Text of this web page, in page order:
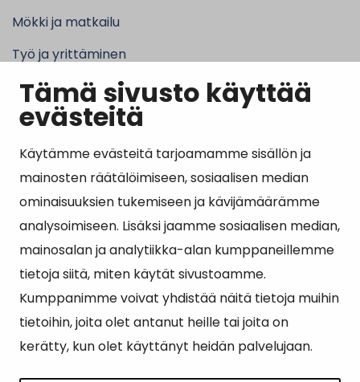
Tämä sivusto käyttää
evästeitä
Käytämme evästeitä tarjoamamme sisällön ja
mainosten räätälöimiseen, sosiaalisen median
ominaisuuksien tukemiseen ja kävijämäärämme
analysoimiseen. Lisäksi jaamme sosiaalisen median,
mainosalan ja analytiikka-alan kumppaneillemme
tietoja siitä, miten käytät sivustoamme.
Kumppanimme voivat yhdistää näitä tietoja muihin
tietoihin, joita olet antanut heille tai joita on
kerätty, kun olet käyttänyt heidän palvelujaan.
Mökki ja matkailu
Työ ja yrittäminen
Kunta ja hallinto
Suosituimmat sivut
Esityslistat, pöytäkirjat, viranhaltijapäätökset ja
kuulutukset
Tietoa ja ohjeistusta koronavirukseen liittyen
Asiointipiste
Sähköinen asiointi
Yhteydenotto